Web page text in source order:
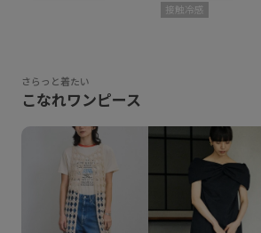
接触冷感
さらっと着たい
こなれワンピース